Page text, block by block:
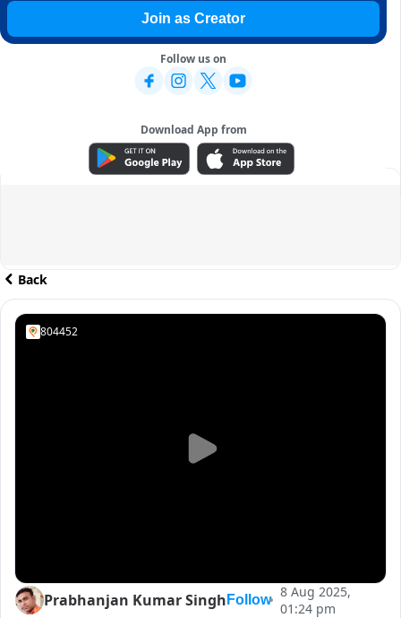
Join as Creator
Follow us on
Download App from
ADVERTISEMENT
Back
804452
Prabhanjan Kumar Singh Follow 8 Aug 2025,
01:24 pm